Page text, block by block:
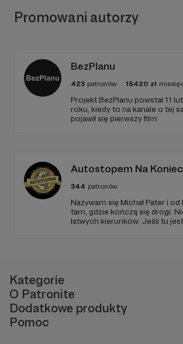
Promowani autorzy
BezPlanu
423 patronów 15420 zł
Projekt BezPlanu powstał 11
roku, kiedy to na kanale o tej
pojawił się pierwszy film
Autostopem Na
344 patronów
Nazywam się Michał Pater i
tam, gdzie kończą się drogi. Nie wybieram
łatwych kierunków. Jeśli tu jesteś, to znaczy,
Kategorie
O Patronite
Dodatkowe produkty
Pomoc